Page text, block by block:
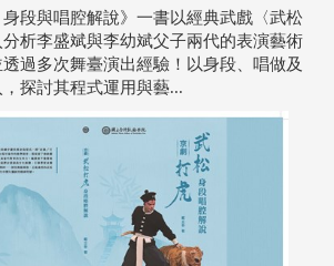
身段與唱腔解說》一書以經典武戲〈武松
析李盛斌與李幼斌父子兩代的表演藝術
過多次舞臺演出經驗！以身段、唱做及
探討其程式運用與藝...